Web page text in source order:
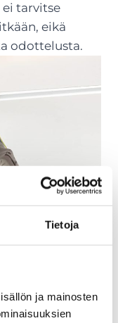
Tietoja
ja mainosten
tarvitse
eikä
odottelusta.